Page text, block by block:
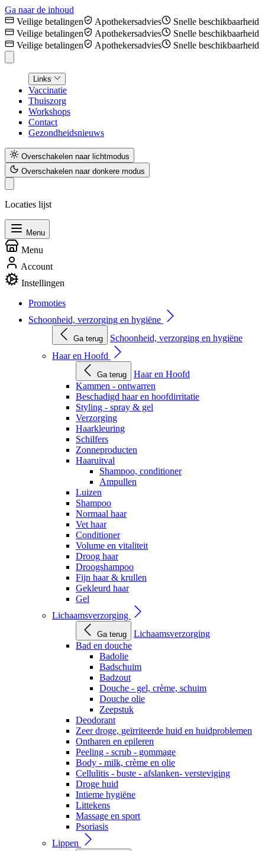
Ga naar de inhoud
Veilige betalingen
Apothekersadvies
Snelle beschikbaarheid
Veilige betalingen
Apothekersadvies
Snelle beschikbaarheid
Veilige betalingen
Apothekersadvies Snelle beschikbaarheid
Links
Vaccinatie
Thuiszorg
Workshops
Contact
Gezondheidsnieuws
Overschakelen naar lichtmodus
Overschakelen naar donkere modus
Locaties lijst
Menu
Menu
Account
Instellingen
Promoties
Schoonheid, verzorging en hygiëne
Ga terug
Schoonheid, verzorging en hygiëne
Haar en Hoofd
Ga terug
Haar en Hoofd
Kammen - ontwarren
Beschadigd haar en hoofdirritatie
Styling - spray & gel
Verzorging
Haarkleuring
Schilfers
Zonneproducten
Haaruitval
Shampoo, conditioner
Ampullen
Luizen
Shampoo
Normaal haar
Vet haar
Conditioner
Volume en vitaliteit
Droog haar
Droogshampoo
Fijn haar & krullen
Gekleurd haar
Gel
Lichaamsverzorging
Ga terug
Lichaamsverzorging
Bad en douche
Badolie
Badschuim
Badzout
Douche - gel, crème, schuim
Douche olie
Zeepstuk
Deodorant
Zeer droge, geïrriteerde huid en huidproblemen
Ontharen en epileren
Peeling - scrub - gommage
Body - milk, crème en olie
Cellulitis - buste - afslanken- versteviging
Droge huid
Intieme hygiëne
Littekens
Massage en sport
Psoriasis
Lippen